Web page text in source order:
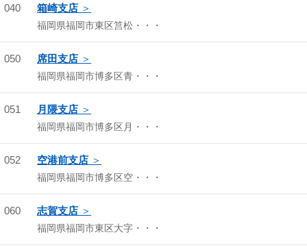
040 箱崎支店
福岡県福岡市東区筥松・・・
050 席田支店
福岡県福岡市博多区青・・・
051 月隈支店
福岡県福岡市博多区月・・・
052 空港前支店
福岡県福岡市博多区空・・・
060 志賀支店
福岡県福岡市東区大字・・・